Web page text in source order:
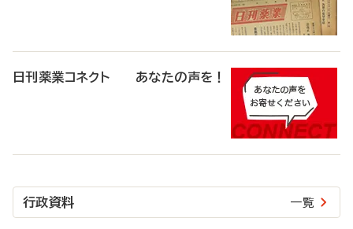
日刊薬業コネクト あなたの声を！
行政資料 一覧